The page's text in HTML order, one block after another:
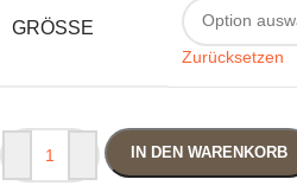
GRÖSSE
Zurücksetzen
IN DEN WARENKORB